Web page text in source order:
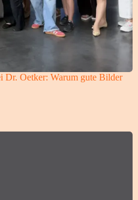
Dr. Oetker: Warum gute Bilder